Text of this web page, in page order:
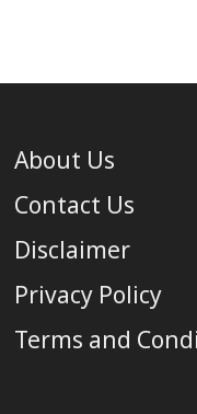
About Us
Contact Us
Disclaimer
Privacy Policy
Terms and